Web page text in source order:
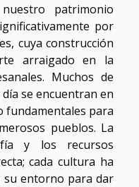
patrimonio
por
cuya construcción
arraigado en la
Muchos de
se encuentran en
fundamentales para
pueblos. La
y los recursos
cada cultura ha
su entorno para dar